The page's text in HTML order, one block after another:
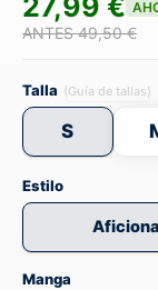
27,99 €
ANTES 49,50 €
Talla (Guía de tallas)
S
Estilo
Manga